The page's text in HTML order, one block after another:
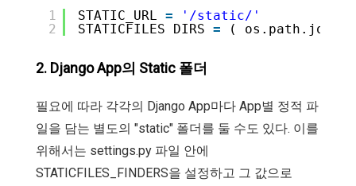
1
2
STATIC_URL =
'/static/'
STATICFILES_DIRS = ( os.path.join(
2. Django App의 Static 폴더
필요에 따라 각각의 Django App마다 App별 정적 파
일을 담는 별도의 "static" 폴더를 둘 수도 있다. 이를
위해서는 settings.py 파일 안에
STATICFILES_FINDERS을 설정하고 그 값으로